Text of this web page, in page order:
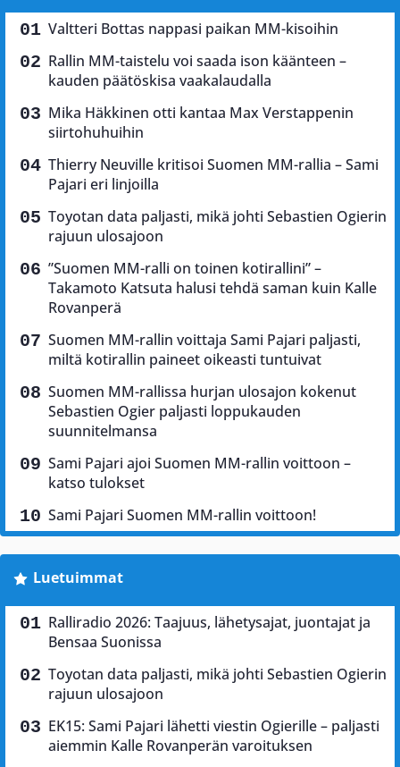
Valtteri Bottas nappasi paikan MM-kisoihin
Rallin MM-taistelu voi saada ison käänteen –
kauden päätöskisa vaakalaudalla
Mika Häkkinen otti kantaa Max Verstappenin
siirtohuhuihin
Thierry Neuville kritisoi Suomen MM-rallia – Sami
Pajari eri linjoilla
Toyotan data paljasti, mikä johti Sebastien Ogierin
rajuun ulosajoon
”Suomen MM-ralli on toinen kotirallini” –
Takamoto Katsuta halusi tehdä saman kuin Kalle
Rovanperä
Suomen MM-rallin voittaja Sami Pajari paljasti,
miltä kotirallin paineet oikeasti tuntuivat
Suomen MM-rallissa hurjan ulosajon kokenut
Sebastien Ogier paljasti loppukauden
suunnitelmansa
Sami Pajari ajoi Suomen MM-rallin voittoon –
katso tulokset
Sami Pajari Suomen MM-rallin voittoon!
Luetuimmat
Ralliradio 2026: Taajuus, lähetysajat, juontajat ja
Bensaa Suonissa
Toyotan data paljasti, mikä johti Sebastien Ogierin
rajuun ulosajoon
EK15: Sami Pajari lähetti viestin Ogierille – paljasti
aiemmin Kalle Rovanperän varoituksen